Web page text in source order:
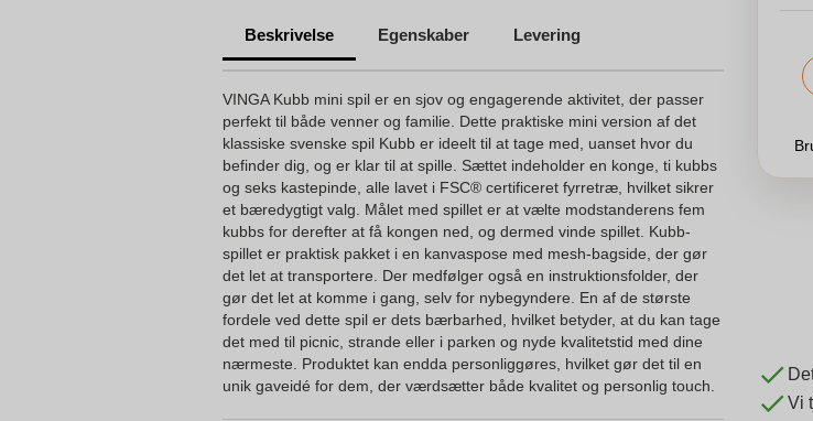
Beskrivelse Egenskaber Levering
VINGA Kubb mini spil er en sjov og engagerende aktivitet, der passer
perfekt til både venner og familie. Dette praktiske mini version af det
klassiske svenske spil Kubb er ideelt til at tage med, uanset hvor du
befinder dig, og er klar til at spille. Sættet indeholder en konge, ti kubbs
og seks kastepinde, alle lavet i FSC® certificeret fyrretræ, hvilket sikrer
et bæredygtigt valg. Målet med spillet er at vælte modstanderens fem
kubbs for derefter at få kongen ned, og dermed vinde spillet. Kubb-
spillet er praktisk pakket i en kanvaspose med mesh-bagside, der gør
det let at transportere. Der medfølger også en instruktionsfolder, der
gør det let at komme i gang, selv for nybegyndere. En af de største
fordele ved dette spil er dets bærbarhed, hvilket betyder, at du kan tage
det med til picnic, strande eller i parken og nyde kvalitetstid med dine
nærmeste. Produktet kan endda personliggøres, hvilket gør det til en
unik gaveidé for dem, der værdsætter både kvalitet og personlig touch.
Vi